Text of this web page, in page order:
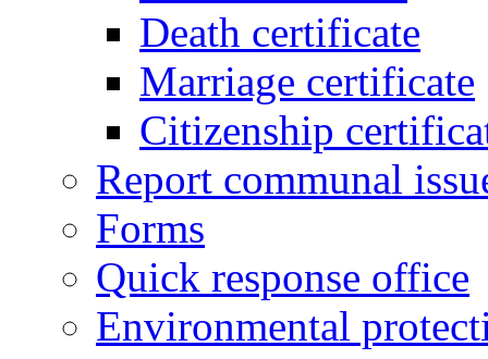
Death certificate
Marriage certificate
Citizenship
Report communal
Forms
Quick response office
Environmental